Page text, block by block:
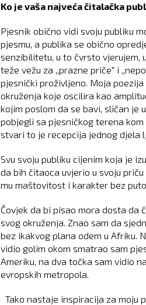
Ko je vaša najveća čitalačka
Pjesnik obično vidi svoju publiku
pjesmu, a publika se obično
senzibilitetu, u to čvrsto vjerujem,
teže vežu za ,,prazne priče" i
pjesnički proživljeno. Moja
okruženja koje oscilira kao
kojim poslom da se bavi, sličan je
pobjegli sa pjesničkog terena
stvari to je recepcija jednog djela
Svu svoju publiku cijenim koja je
da bih čitaoca uvjerio u svoju
mu maštovitost i karakter bez
Čovjek da bi pisao mora dosta da
svog okruženja. Znao sam da
bez ikakvog plana odem u Afriku.
vidio golim okom smatrao sam
Ameriku, na dva točka sam vidio
evropskih metropola.
Tako nastaje inspiracija za moju